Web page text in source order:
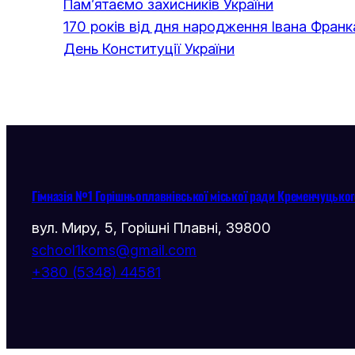
Пам’ятаємо захисників України
170 років від дня народження Івана
День Конституції України
Гімназія №1 Горішньоплавнівської міської ради
вул. Миру, 5, Горішні Плавні, 39800
school1koms@gmail.com
+380 (5348) 44581